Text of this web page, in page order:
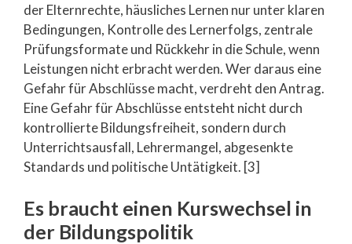
der Elternrechte, häusliches Lernen nur unter klaren
Bedingungen, Kontrolle des Lernerfolgs, zentrale
Prüfungsformate und Rückkehr in die Schule, wenn
Leistungen nicht erbracht werden. Wer daraus eine
Gefahr für Abschlüsse macht, verdreht den Antrag.
Eine Gefahr für Abschlüsse entsteht nicht durch
kontrollierte Bildungsfreiheit, sondern durch
Unterrichtsausfall, Lehrermangel, abgesenkte
Standards und politische Untätigkeit. [3]
Es braucht einen Kurswechsel in
der Bildungspolitik